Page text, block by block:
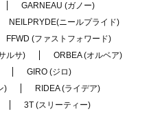
GARNEAU (ガノー)
NEILPRYDE(ニールプライド)
FFWD (ファストフォワード)
ルサ)
ORBEA (オルベア)
GIRO (ジロ)
)
RIDEA (ライデア)
3T (スリーティー)